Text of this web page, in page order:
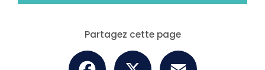
Partagez cette page
Facebook